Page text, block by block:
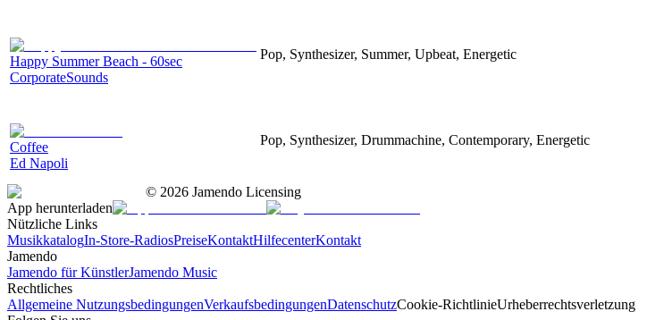
Happy Summer Beach - 60sec
CorporateSounds
Pop, Synthesizer, Summer, Upbeat, Energetic
Coffee
Ed Napoli
Pop, Synthesizer, Drummachine, Contemporary, Energetic
© 2026 Jamendo Licensing
App herunterladen
Nützliche Links
MusikkatalogIn-Store-RadiosPreiseKontaktHilfecenterKontakt
Jamendo
Jamendo für KünstlerJamendo Music
Rechtliches
Allgemeine NutzungsbedingungenVerkaufsbedingungenDatenschutzCookie-RichtlinieUrheberrechtsverletzung